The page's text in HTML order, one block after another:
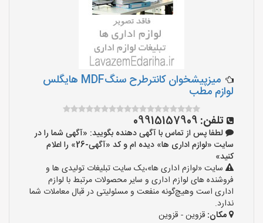
میزپیشخوان کانترطرح سنگMDF هایگلس
لوازم مطب
تلفن: 09915157909
لطفا پس از تماس با آگهی دهنده بگویید: «آگهی شما را در
سایت «لوازم اداری ها» دیده ام و کد «آگهی-26» را اعلام
کنید»
سایت «لوازم اداری ها»،یک سایت تبلیغات تولیدی ها و
فروشنده های لوازم اداری و سایر محصولات مرتبط با لوازم
اداری است وهیچ‌گونه منفعت و مسئولیتی در قبال معاملات شما
ندارد.
مکان: قزوین - قزوین